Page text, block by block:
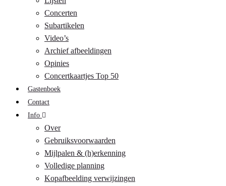
Concerten
Subartikelen
Video’s
Archief afbeeldingen
Opinies
Concertkaartjes Top 50
Gastenboek
Contact
Info
Over
Gebruiksvoorwaarden
Mijlpalen & (h)erkenning
Volledige planning
Kopafbeelding verwijzingen